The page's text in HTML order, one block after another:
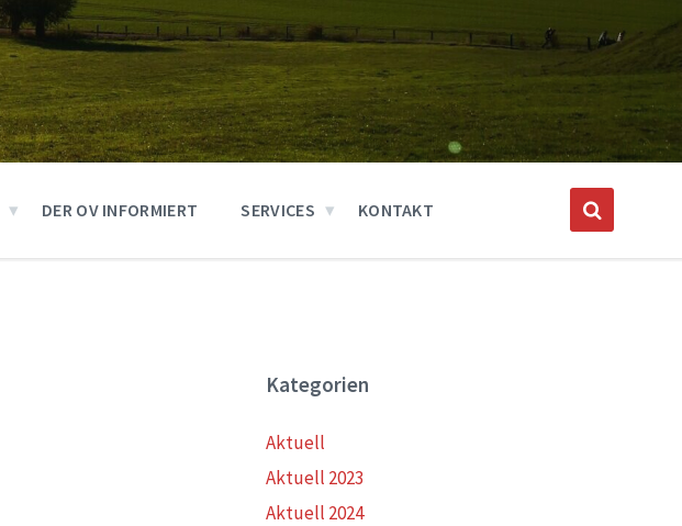
DER OV INFORMIERT SERVICES KONTAKT
Kategorien
Aktuell
Aktuell 2023
Aktuell 2024